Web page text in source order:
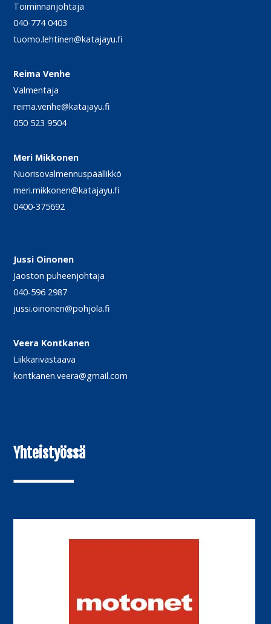
Toiminnanjohtaja
040-774 0403
tuomo.lehtinen@katajayu.fi
Reima Venhe
Valmentaja
reima.venhe@katajayu.fi
050 523 9504
Meri Mikkonen
Nuorisovalmennuspäällikkö
meri.mikkonen@katajayu.fi
0400-375692
Jussi Oinonen
Jaoston puheenjohtaja
040-596 2987
jussi.oinonen@pohjola.fi
Veera Kontkanen
Liikkarivastaava
kontkanen.veera@gmail.com
Yhteistyössä